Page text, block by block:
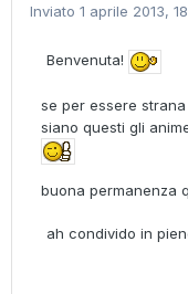
Inviato 1 aprile 2013,
Benvenuta!
se per essere
siano questi gli
buona permanenza
ah condivido in